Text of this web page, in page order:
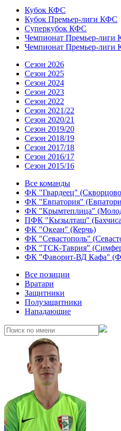
Кубок КФС
Кубок Премьер-лиги КФС
Суперкубок КФС
Чемпионат Премьер-лиги
Чемпионат Премьер-лиги
Сезон 2026
Сезон 2025
Сезон 2024
Сезон 2023
Сезон 2022
Сезон 2021/22
Сезон 2020/21
Сезон 2019/20
Сезон 2018/19
Сезон 2017/18
Сезон 2016/17
Сезон 2015/16
Все команды
ФК "Гвардеец"
ФК "Евпатория"
ФК "Крымтеплица"
ПФК "Кызылташ"
ФК "Океан" (Керчь)
ФК "Севастополь"
ФК "ТСК-Таврия"
ФК "Фаворит-ВД Кафа"
Все позиции
Вратари
Защитники
Полузащитники
Нападающие